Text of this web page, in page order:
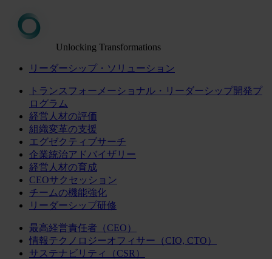
Unlocking Transformations
リーダーシップ・ソリューション
トランスフォーメーショナル・リーダーシップ開発プ
ログラム
経営人材の評価
組織変革の支援
エグゼクティブサーチ
企業統治アドバイザリー
経営人材の育成
CEOサクセッション
チームの機能強化
リーダーシップ研修
最高経営責任者（CEO）
情報テクノロジーオフィサー（CIO, CTO）
サステナビリティ（CSR）